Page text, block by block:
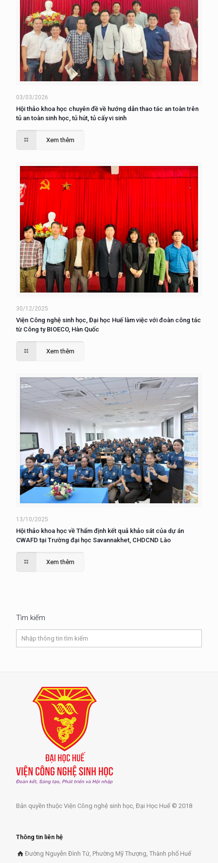
03/03/2026
Hội thảo khoa học chuyên đề về hướng dẫn thao tác an toàn trên
tủ an toàn sinh học, tủ hút, tủ cấy vi sinh
Xem thêm
30/12/2025
Viện Công nghệ sinh học, Đại học Huế làm việc với đoàn công tác
từ Công ty BIOECO, Hàn Quốc
Xem thêm
13/10/2025
Hội thảo khoa học về Thẩm định kết quả khảo sát của dự án
CWAFD tại Trường đại học Savannakhet, CHDCND Lào
Xem thêm
Tìm kiếm
Bản quyền thuộc Viện Công nghệ sinh học, Đại Học Huế © 2018
Thông tin liên hệ
Đường Nguyễn Đình Tứ, Phường Mỹ Thượng, Thành phố Huế